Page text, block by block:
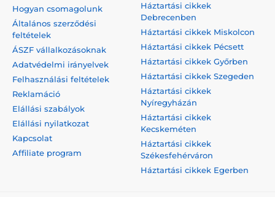
Hogyan csomagolunk
Általános szerződési
feltételek
ÁSZF vállalkozásoknak
Adatvédelmi irányelvek
Felhasználási feltételek
Reklamáció
Elállási szabályok
Elállási nyilatkozat
Kapcsolat
Affiliate program
Háztartási cikkek
Debrecenben
Háztartási cikkek Miskolcon
Háztartási cikkek Pécsett
Háztartási cikkek Győrben
Háztartási cikkek Szegeden
Háztartási cikkek
Nyíregyházán
Háztartási cikkek
Kecskeméten
Háztartási cikkek
Székesfehérváron
Háztartási cikkek Egerben